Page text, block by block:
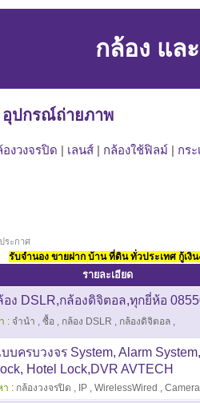
กล้อง แล
อุปกรณ์ถ่ายภาพ
องวงจรปิด | เลนส์ | กล้องใช้ฟิลม์ | กร
ระกาศ
รับจำนอง ขายฝาก บ้าน ที่ดิน ทั่วประเทศ กู้เงิ
รายละเอียด
ง DSLR,กล้องดิจิตอล,ทุกยี่ห้อ
: จำนำ , ซื้อ , กล้อง DSLR , กล้องดิจิตอล ,
บครบวงจร System, Alarm
Hotel Lock,DVR AVTECH
า : กล้องวงจรปิด , IP , WirelessWired ,